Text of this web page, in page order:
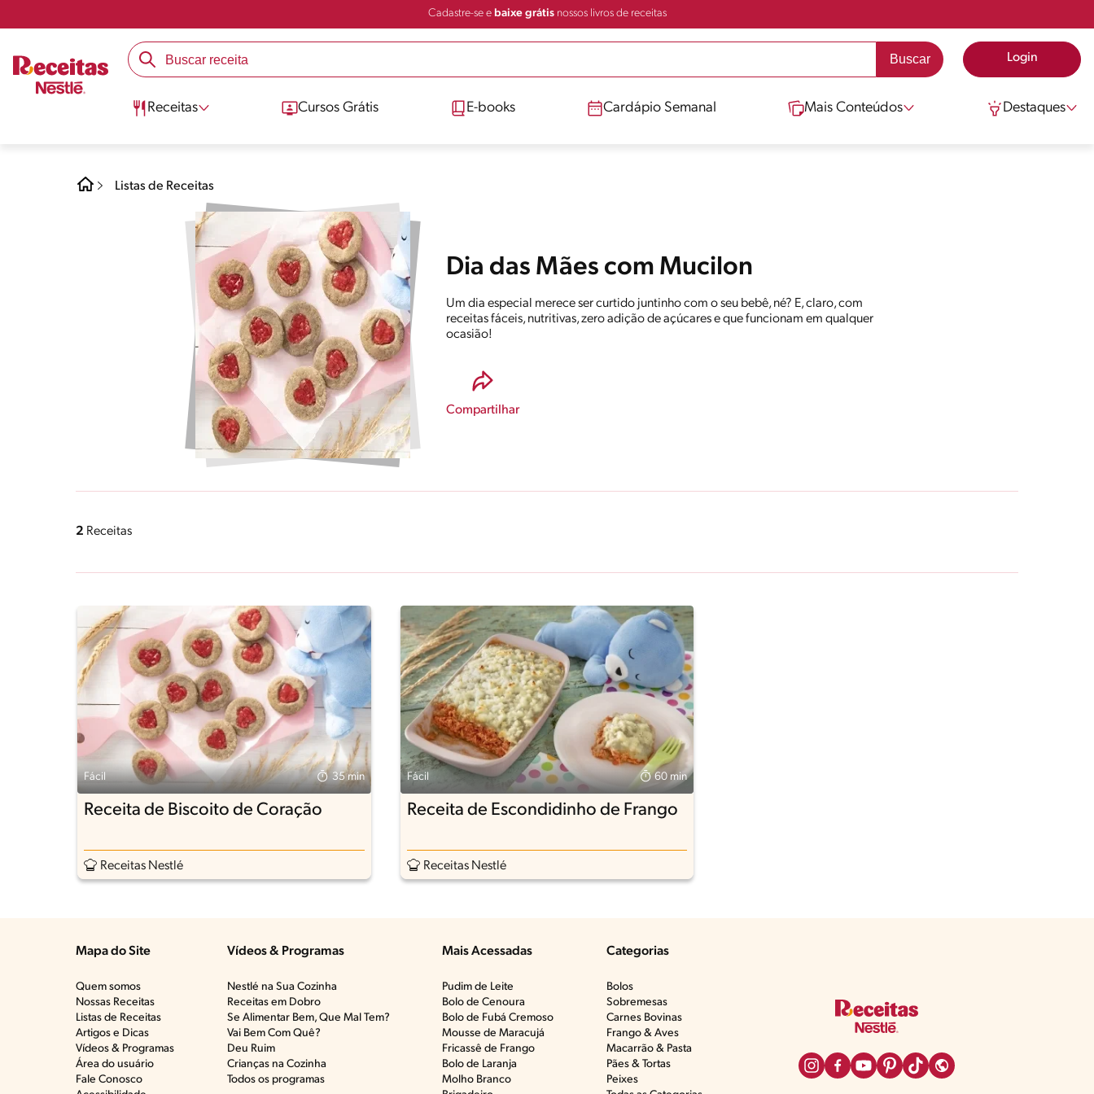
Cadastre-se e baixe grátisnossos livros de receitas
Login
Receitas Cursos Grátis E-books Cardápio Semanal Mais Conteúdos Destaques
Listas de Receitas
Dia das Mães com Mucilon
Um dia especial merece ser curtido juntinho com o seu bebê, né? E, claro, com
receitas fáceis, nutritivas, zero adição de açúcares e que funcionam em qualquer
ocasião!
Compartilhar
2 Receitas
Fácil 35 min
Receita de Biscoito de Coração
Receitas Nestlé
Fácil 60 min
Receita de Escondidinho de Frango
Receitas Nestlé
Mapa do Site
Quem somos
Nossas Receitas
Listas de Receitas​
Artigos e Dicas​
Vídeos & Programas​
Área do usuário
Fale Conosco
Vídeos & Programas​
Nestlé na Sua Cozinha
Receitas em Dobro
Se Alimentar Bem, Que Mal Tem?​
Vai Bem Com Quê?​
Deu Ruim​
Crianças na Cozinha​
Todos os programas
Mais Acessadas
Pudim de Leite
Bolo de Cenoura
Bolo de Fubá Cremoso
Mousse de Maracujá
Fricassê de Frango
Bolo de Laranja
Molho Branco
Categorias
Bolos
Sobremesas
Carnes Bovinas​
Frango & Aves​
Macarrão & Pasta​
Pães & Tortas​
Peixes